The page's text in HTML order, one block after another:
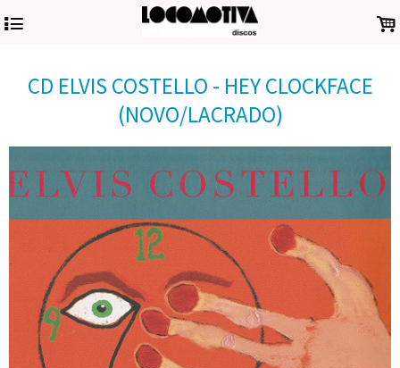
4 .
CD ELVIS COSTELLO - HEY CLOCKFACE
(NOVO/LACRADO)